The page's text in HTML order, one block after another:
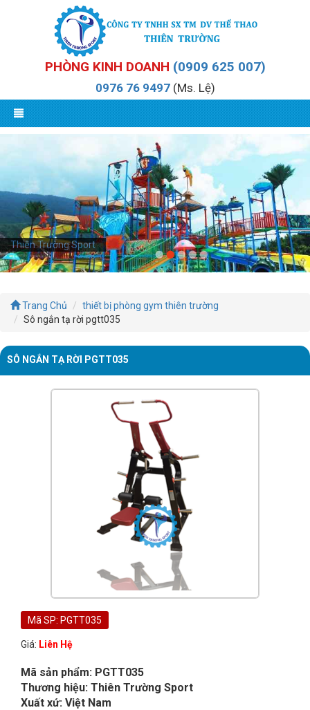
PHÒNG KINH DOANH (0909 625 007)
0976 76 9497(Ms. Lệ)
Thiên Trường Sport
Trang Chủ
thiết bị phòng gym thiên trường
Sô ngắn tạ rời pgtt035
SÔ NGẮN TẠ RỜI PGTT035
Mã SP: PGTT035
Giá: Liên Hệ
Mã sản phẩm: PGTT035
Thương hiệu: Thiên Trường Sport
Xuất xứ: Việt Nam